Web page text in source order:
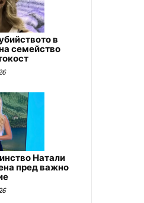
в
семейство
Натали
пред важно